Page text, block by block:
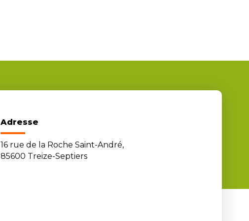
Adresse
16 rue de la Roche Saint-André,
85600 Treize-Septiers